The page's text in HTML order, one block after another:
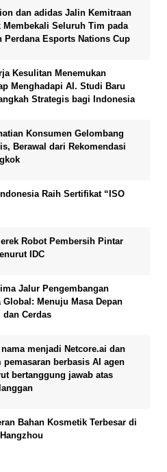
dan adidas Jalin Kemitraan
Membekali Seluruh Tim pada
Perdana Esports Nations Cup
Kesulitan Menemukan
Menghadapi AI. Studi Baru
Strategis bagi Indonesia
Konsumen Gelombang
Berawal dari Rekomendasi
Raih Sertifikat “ISO
Robot Pembersih Pintar
IDC
Jalur Pengembangan
Menuju Masa Depan
Cerdas
menjadi Netcore.ai dan
berbasis AI agen
bertanggung jawab atas
Bahan Kosmetik Terbesar di